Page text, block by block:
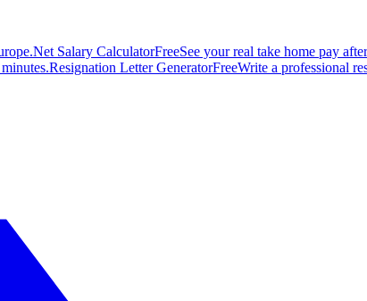
Net Salary CalculatorFreeSee your real take home pay
Resignation Letter GeneratorFreeWrite a professional